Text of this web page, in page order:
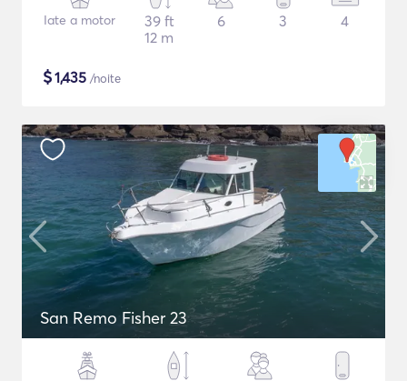
Iate a motor
39 ft
12 m
6 3 4
$1,435 /noite
San Remo Fisher 23